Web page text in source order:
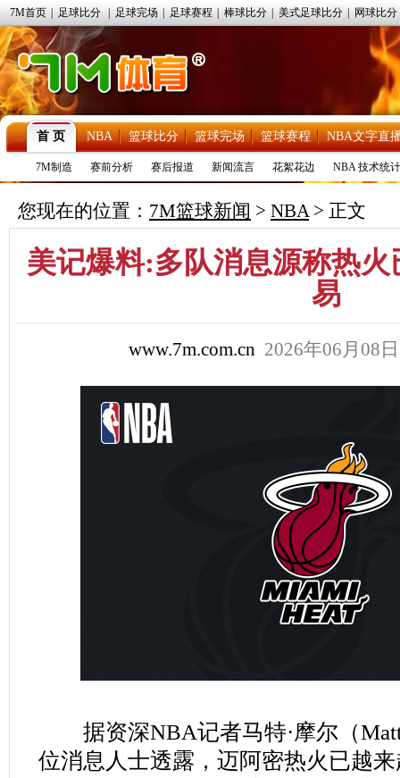
7M首页 足球比分 足球完场 足球赛程 棒球比分 美式足球比分 网球比分
首 页 NBA 篮球比分 篮球完场 篮球赛程 NBA文字直
7M制造 赛前分析 赛后报道 新闻流言 花絮花边 NBA 技术统计
您现在的位置： 7M篮球新闻 > NBA> 正文
美记爆料:多队消息源称热
易
www.7m.com.cn 2026年06月08
据资深NBA记者马特·摩尔（Matt
位消息人士透露，迈阿密热火已越